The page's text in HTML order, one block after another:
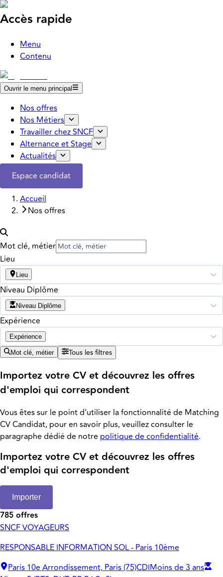
Accès rapide
Menu
Contenu
Ouvrir le menu principal
Nos offres
Nos Métiers
Travailler chez SNCF
Alternance et Stage
Actualités
Espace candidat
Accueil
Nos offres
Mot clé, métier
Lieu
Lieu
Niveau Diplôme
Niveau Diplôme
Expérience
Expérience
Mot clé, métier Tous les filtres
Importez votre CV et découvrez les offres
d'emploi qui correspondent
Vous êtes sur le point d'utiliser la fonctionnalité de Matching
CV Candidat, pour en savoir plus, veuillez consulter le
paragraphe dédié de notre politique de confidentialité.
Importez votre CV et découvrez les offres
d'emploi qui correspondent
Importer
785 offres
SNCF VOYAGEURS
RESPONSABLE INFORMATION SOL - Paris 10ème
Paris 10e Arrondissement, Paris (75)CDIMoins de 3 ans